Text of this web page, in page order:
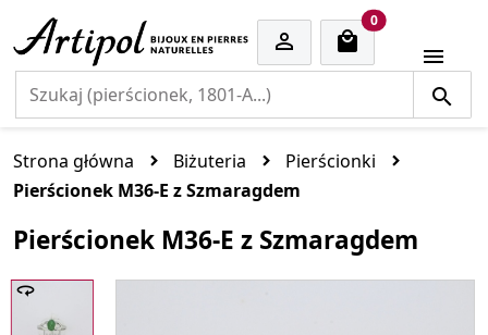

0cart items

Strona główna Biżuteria
Pierścionki
Pierścionek M36-E z Szmaragdem
Pierścionek M36-E z Szmaragdem